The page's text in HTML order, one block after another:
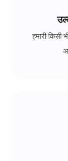
हमारी